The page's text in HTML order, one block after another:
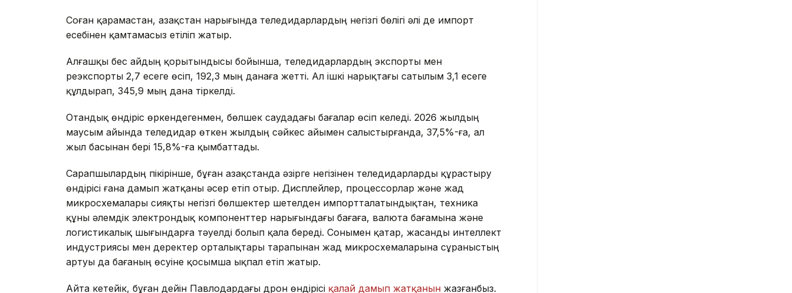
Соған қарамастан, Қазақстан нарығында теледидарлардың негізгі бөлігі әлі де импорт
есебінен қамтамасыз етіліп жатыр.
Алғашқы бес айдың қорытындысы бойынша, теледидарлардың экспорты мен
реэкспорты 2,7 есеге өсіп, 192,3 мың данаға жетті. Ал ішкі нарықтағы сатылым 3,1 есеге
құлдырап, 345,9 мың дана тіркелді.
Отандық өндіріс өркендегенмен, бөлшек саудадағы бағалар өсіп келеді. 2026 жылдың
маусым айында теледидар өткен жылдың сәйкес айымен салыстырғанда, 37,5%-ға, ал
жыл басынан бері 15,8%-ға қымбаттады.
Сарапшылардың пікірінше, бұған Қазақстанда әзірге негізінен теледидарларды құрастыру
өндірісі ғана дамып жатқаны әсер етіп отыр. Дисплейлер, процессорлар және жад
микросхемалары сияқты негізгі бөлшектер шетелден импортталатындықтан, техника
құны әлемдік электрондық компоненттер нарығындағы бағаға, валюта бағамына және
логистикалық шығындарға тәуелді болып қала береді. Сонымен қатар, жасанды интеллект
индустриясы мен деректер орталықтары тарапынан жад микросхемаларына сұраныстың
артуы да бағаның өсуіне қосымша ықпал етіп жатыр.
Айта кетейік, бұған дейін Павлодардағы дрон өндірісі қалай дамып жатқанын жазғанбыз.